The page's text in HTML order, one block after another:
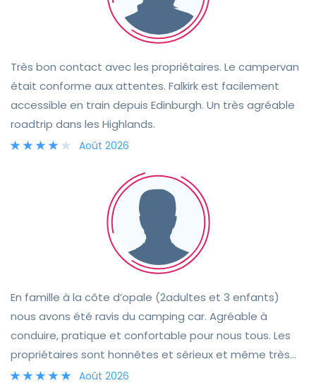
magnifiques paysages écossais. Nous recommandons
vivement ce van à tous ceux qui souhaitent explorer
l'Écosse et se créer des souvenirs inoubliables en pleine
nature ! Merci encore, Stewart, pour cette expérience
formidable 😊
Très bon contact avec les propriétaires. Le campervan
était conforme aux attentes. Falkirk est facilement
accessible en train depuis Edinburgh. Un très agréable
roadtrip dans les Highlands.
Août 2026
En famille à la côte d’opale (2adultes et 3 enfants)
nous avons été ravis du camping car. Agréable à
conduire, pratique et confortable pour nous tous. Les
propriétaires sont honnêtes et sérieux et même très
gentils puisqu’ils ne nous ont pas tenu rigueur de nos 2
Août 2026